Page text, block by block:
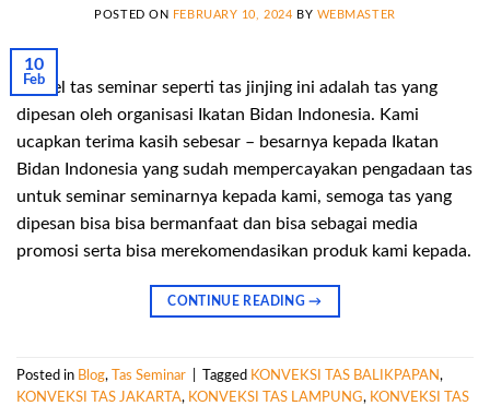
POSTED ON FEBRUARY 10, 2024 BY WEBMASTER
10
Feb
Model tas seminar seperti tas jinjing ini adalah tas yang
dipesan oleh organisasi Ikatan Bidan Indonesia. Kami
ucapkan terima kasih sebesar – besarnya kepada Ikatan
Bidan Indonesia yang sudah mempercayakan pengadaan tas
untuk seminar seminarnya kepada kami, semoga tas yang
dipesan bisa bisa bermanfaat dan bisa sebagai media
promosi serta bisa merekomendasikan produk kami kepada.
CONTINUE READING→
Posted in Blog, Tas Seminar Tagged KONVEKSI TAS BALIKPAPAN,
KONVEKSI TAS JAKARTA, KONVEKSI TAS LAMPUNG, KONVEKSI TAS